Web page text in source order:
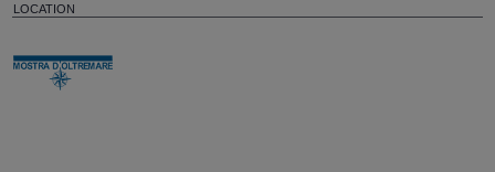
LOCATION